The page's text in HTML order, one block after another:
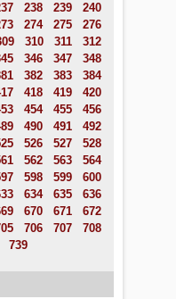
238 239
240
274 275
276
310 311
312
346 347
348
382 383
384
418 419
420
454 455
456
490 491
492
526 527
528
562 563
564
598 599
600
634 635
636
670 671
672
706 707
708
739